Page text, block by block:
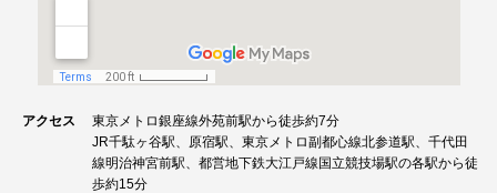
アクセス
東京メトロ銀座線外苑前駅から徒歩約7分
JR千駄ヶ谷駅、原宿駅、東京メトロ副都心線北参道駅、千代田
線明治神宮前駅、都営地下鉄大江戸線国立競技場駅の各駅から徒
歩約15分